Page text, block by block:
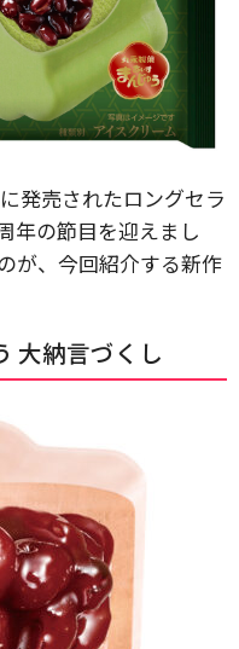
発売されたロングセラ
年の節目を迎えまし
が、今回紹介する新作
大納言づくし